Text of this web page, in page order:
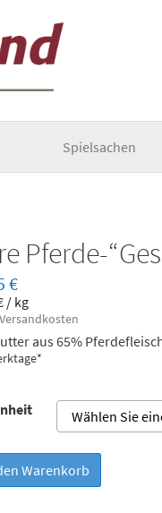
Spielsachen
Pferde-
€
/ kg
Versandkosten
aus 65%
Warenkorb